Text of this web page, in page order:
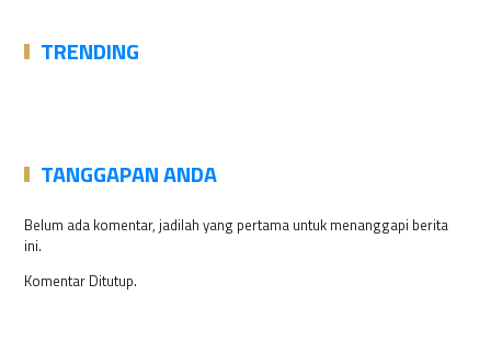
TRENDING
TANGGAPAN ANDA
Belum ada komentar, jadilah yang pertama untuk menanggapi berita
ini.
Komentar Ditutup.